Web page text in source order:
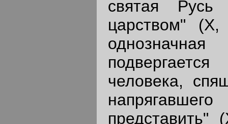
святая
царством"
человека,